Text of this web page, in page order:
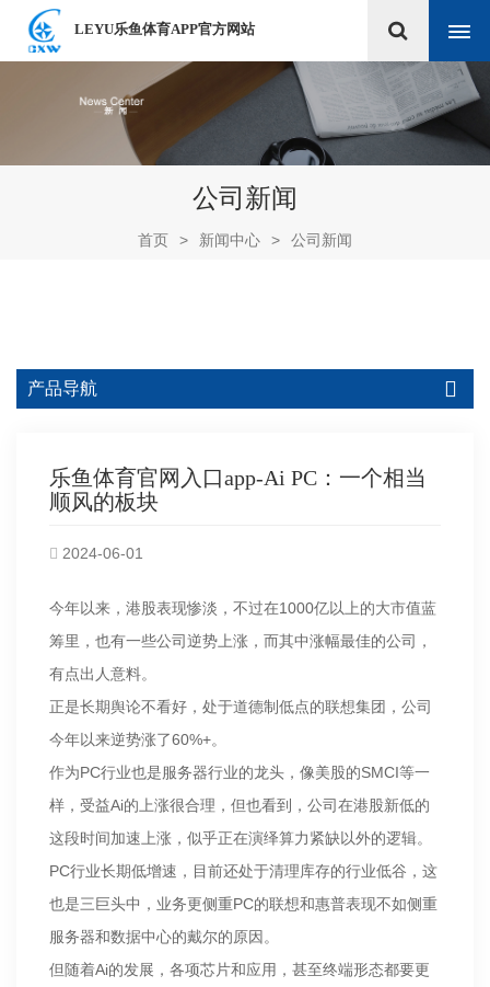
LEYU乐鱼体育APP官方网站
公司新闻
首页 > 新闻中心 > 公司新闻
产品导航
乐鱼体育官网入口app-Ai PC：一个相当
顺风的板块
2024-06-01
今年以来，港股表现惨淡，不过在1000亿以上的大市值蓝
筹里，也有一些公司逆势上涨，而其中涨幅最佳的公司，
有点出人意料。
正是长期舆论不看好，处于道德制低点的联想集团，公司
今年以来逆势涨了60%+。
作为PC行业也是服务器行业的龙头，像美股的SMCI等一
样，受益Ai的上涨很合理，但也看到，公司在港股新低的
这段时间加速上涨，似乎正在演绎算力紧缺以外的逻辑。
PC行业长期低增速，目前还处于清理库存的行业低谷，这
也是三巨头中，业务更侧重PC的联想和惠普表现不如侧重
服务器和数据中心的戴尔的原因。
但随着Ai的发展，各项芯片和应用，甚至终端形态都要更